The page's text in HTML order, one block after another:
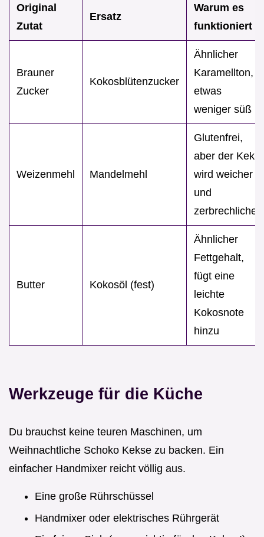
Original
Zutat
Ersatz
Warum es
funktioniert
Brauner
Zucker
Kokosblütenzucker
Ähnlicher
Karamellton,
etwas
weniger süß
Weizenmehl Mandelmehl
Glutenfrei,
aber der Keks
wird weicher
und
zerbrechlicher
Butter Kokosöl (fest)
Ähnlicher
Fettgehalt,
fügt eine
leichte
Kokosnote
hinzu
Werkzeuge für die Küche
Du brauchst keine teuren Maschinen, um
Weihnachtliche Schoko Kekse zu backen. Ein
einfacher Handmixer reicht völlig aus.
Eine große Rührschüssel
Handmixer oder elektrisches Rührgerät